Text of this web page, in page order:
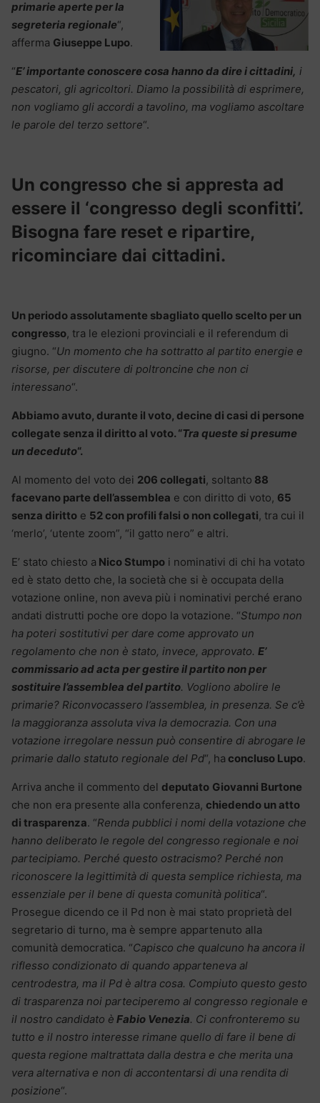
primarie aperte per la
segreteria regionale“,
afferma Giuseppe Lupo.
“E’ importante conoscere cosa hanno da dire i cittadini, i
pescatori, gli agricoltori. Diamo la possibilità di esprimere,
non vogliamo gli accordi a tavolino, ma vogliamo ascoltare
le parole del terzo settore“.
Un congresso che si appresta ad
essere il ‘congresso degli sconfitti’.
Bisogna fare reset e ripartire,
ricominciare dai cittadini.
Un periodo assolutamente sbagliato quello scelto per un
congresso, tra le elezioni provinciali e il referendum di
giugno. “Un momento che ha sottratto al partito energie e
risorse, per discutere di poltroncine che non ci
interessano“.
Abbiamo avuto, durante il voto, decine di casi di persone
collegate senza il diritto al voto. “Tra queste si presume
un deceduto“.
Al momento del voto dei 206 collegati, soltanto 88
facevano parte dell’assemblea e con diritto di voto, 65
senza diritto e 52 con profili falsi o non collegati, tra cui il
‘merlo’, ‘utente zoom”, “il gatto nero” e altri.
E’ stato chiesto a Nico Stumpo i nominativi di chi ha votato
ed è stato detto che, la società che si è occupata della
votazione online, non aveva più i nominativi perché erano
andati distrutti poche ore dopo la votazione. “Stumpo non
ha poteri sostitutivi per dare come approvato un
regolamento che non è stato, invece, approvato. E’
commissario ad acta per gestire il partito non per
sostituire l’assemblea del partito. Vogliono abolire le
primarie? Riconvocassero l’assemblea, in presenza. Se c’è
la maggioranza assoluta viva la democrazia. Con una
votazione irregolare nessun può consentire di abrogare le
primarie dallo statuto regionale del Pd“, ha concluso Lupo.
Arriva anche il commento del deputato Giovanni Burtone
che non era presente alla conferenza, chiedendo un atto
di trasparenza. “Renda pubblici i nomi della votazione che
hanno deliberato le regole del congresso regionale e noi
partecipiamo. Perché questo ostracismo? Perché non
riconoscere la legittimità di questa semplice richiesta, ma
essenziale per il bene di questa comunità politica“.
Prosegue dicendo ce il Pd non è mai stato proprietà del
segretario di turno, ma è sempre appartenuto alla
comunità democratica. “Capisco che qualcuno ha ancora il
riflesso condizionato di quando apparteneva al
centrodestra, ma il Pd è altra cosa. Compiuto questo gesto
di trasparenza noi parteciperemo al congresso regionale e
il nostro candidato è Fabio Venezia. Ci confronteremo su
tutto e il nostro interesse rimane quello di fare il bene di
questa regione maltrattata dalla destra e che merita una
vera alternativa e non di accontentarsi di una rendita di
posizione“.